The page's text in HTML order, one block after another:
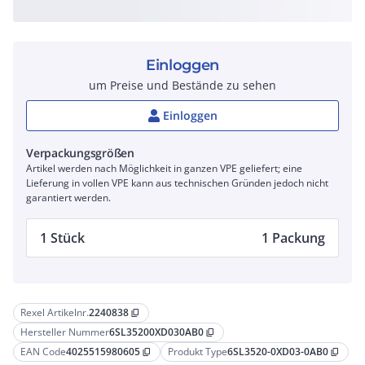
Rexel Artikelnr.2240838 content_copy
Hersteller Nummer6SL35200XD030AB0 content_copy
EAN Code4025515980605 content_copy Produkt Type6SL3520-0XD03-0AB0 content_copy
Einloggen
um Preise und Bestände zu sehen
Einloggen
Verpackungsgrößen
Artikel werden nach Möglichkeit in ganzen VPE geliefert; eine
Lieferung in vollen VPE kann aus technischen Gründen jedoch nicht
garantiert werden.
1 Stück 1 Packung